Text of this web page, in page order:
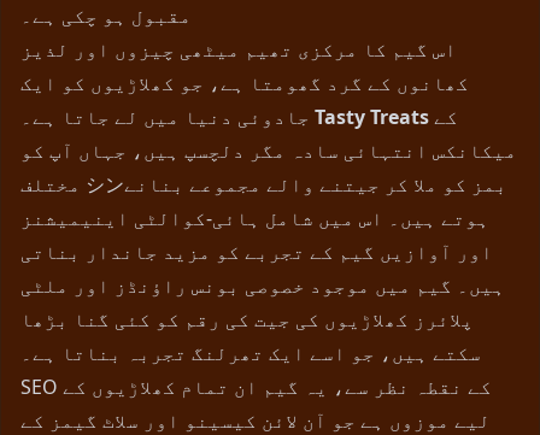
مقبول ہو چکی ہے۔
اس گیم کا مرکزی تھیم میٹھی چیزوں اور لذیز
کھانوں کے گرد گھومتا ہے، جو کھلاڑیوں کو ایک
Tasty Treats
میکانکس انتہائی سادہ مگر دلچسپ ہیں، جہاں آپ کو
مختلف シンبمز کو ملا کر جیتنے والے مجموعے بنانے
ہوتے ہیں۔ اس میں شامل ہائی-کوالٹی اینیمیشنز
اور آوازیں گیم کے تجربے کو مزید جاندار بناتی
ہیں۔ گیم میں موجود خصوصی بونس راؤنڈز اور ملٹی
پلائرز کھلاڑیوں کی جیت کی رقم کو کئی گنا بڑھا
سکتے ہیں، جو اسے ایک تھرلنگ تجربہ بناتا ہے۔
SEO کے نقطہ نظر سے، یہ گیم ان تمام کھلاڑیوں کے
لیے موزوں ہے جو آن لائن کیسینو اور سلاٹ گیمز کے